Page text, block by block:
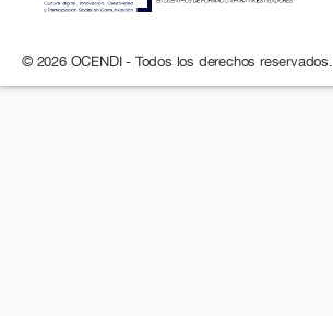
© 2026 OCENDI - Todos los derechos reservados.